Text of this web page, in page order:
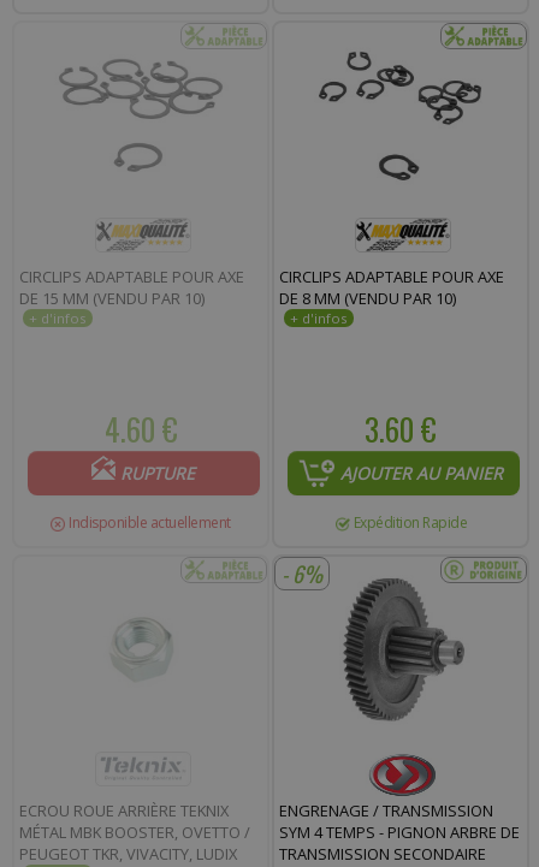
CIRCLIPS ADAPTABLE POUR AXE
DE 15 MM (VENDU PAR 10)
4.60 €
RUPTURE
Indisponible actuellement
CIRCLIPS ADAPTABLE POUR AXE
DE 8 MM (VENDU PAR 10)
3.60 €
AJOUTER AU PANIER
Expédition Rapide
ECROU ROUE ARRIÈRE TEKNIX
MÉTAL MBK BOOSTER, OVETTO /
PEUGEOT TKR, VIVACITY, LUDIX
- 6%
ENGRENAGE / TRANSMISSION
SYM 4 TEMPS - PIGNON ARBRE DE
TRANSMISSION SECONDAIRE